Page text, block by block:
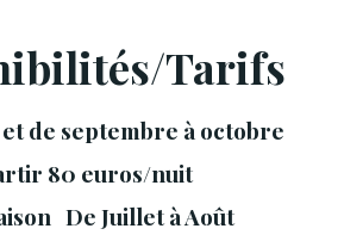
Tarifs
et de septembre à octobre
80 euros/nuit
De Juillet à Août